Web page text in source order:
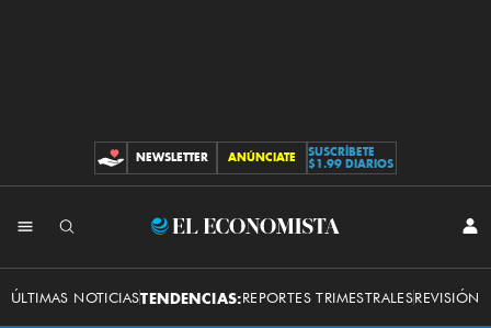
CONTRIBUCIONES
NEWSLETTER ANÚNCIATE
SUSCRÍBETE
$1.99 DIARIOS
El
Economista
ÚLTIMAS NOTICIASTENDENCIAS:REPORTES TRIMESTRALESREVISIÓN